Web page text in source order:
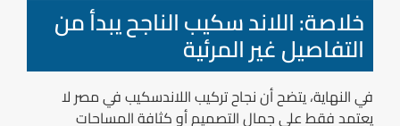
خلاصة: اللاند سكيب الناجح يبدأ من
التفاصيل غير المرئية
في النهاية، يتضح أن نجاح تركيب اللاندسكيب في مصر لا
يعتمد فقط على جمال التصميم أو كثافة المساحات